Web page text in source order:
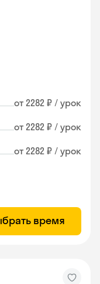
от 2282 ₽ / урок
от 2282 ₽ / урок
от 2282 ₽ / урок
время